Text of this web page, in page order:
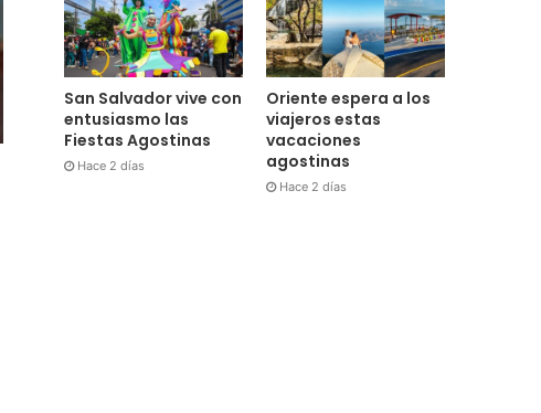
San Salvador vive con
entusiasmo las
Fiestas Agostinas
Hace 2 días
Oriente espera a los
viajeros estas
vacaciones
agostinas
Hace 2 días